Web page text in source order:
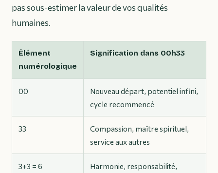
pas sous-estimer la valeur de vos qualités
humaines.
Élément
numérologique
Signification dans 00h33
00
Nouveau départ, potentiel infini,
cycle recommencé
33
Compassion, maître spirituel,
service aux autres
3+3 = 6
Harmonie, responsabilité,